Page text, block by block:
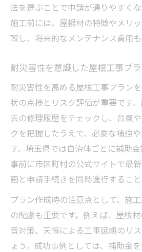
法を選ぶことで申請が通りやすくな
施工前には、屋根材の特徴やメリ
較し、将来的なメンテナンス費用も
耐災害性を意識した屋根工事プ
耐災害性を高める屋根工事プラン
状の点検とリスク評価が重要です
去の修理履歴をチェックし、台風
クを把握したうえで、必要な補強
す。埼玉県では自治体ごとに補助金
事前に市区町村の公式サイトで最
画と申請手続きを同時進行すること
プラン作成時の注意点として、施
の配慮も重要です。例えば、屋根
音対策、天候による工事延期のリ
ょう。成功事例としては、補助金